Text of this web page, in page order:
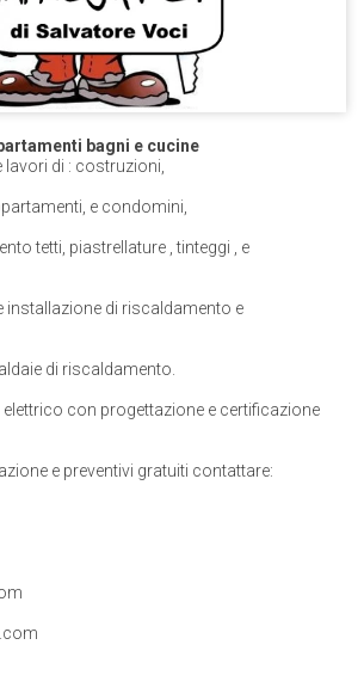
bagni e cucine
di : costruzioni,
e condomini,
tetti, piastrellature , tinteggi , e
installazione di riscaldamento e
di riscaldamento.
elettrico con progettazione e certificazione
e preventivi gratuiti contattare: